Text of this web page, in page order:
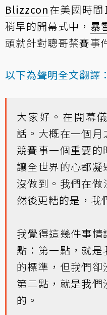
Blizzcon在美國時
稍早的開幕式中， 暴
頭就針對聰哥禁賽事
以下為聲明全文翻譯：
大家好。在開幕
話。大概在一個
競賽事一個重要
讓全世界的心都
沒做到。我們在做
然後更糟的是，我
我覺得這幾件事
點：第一點，就
的標準，但我們卻
第二點，就是我們
的。